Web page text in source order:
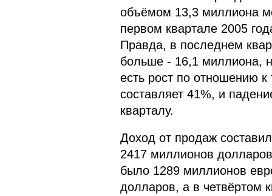
объёмом 13,3 миллиона
первом квартале 2005
Правда, в последнем
больше - 16,1 миллиона,
есть рост по отношению
составляет 41%, и
кварталу.
Доход от продаж
2417 миллионов
было 1289 миллионов
долларов, а в четвёртом